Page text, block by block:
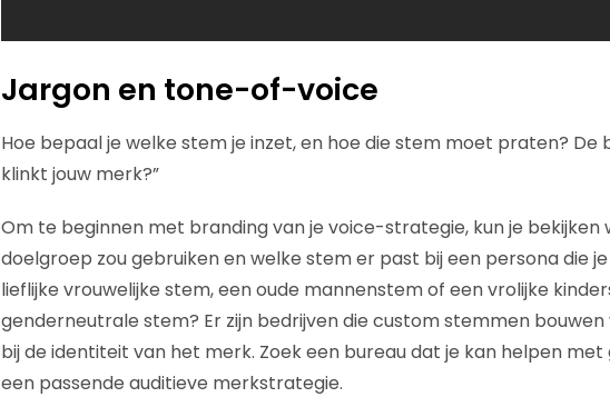
Jargon en tone-of-voice
Hoe bepaal je welke stem je inzet, en hoe die stem moet praten? De
klinkt jouw merk?”
Om te beginnen met branding van je voice-strategie, kun je bekijken
doelgroep zou gebruiken en welke stem er past bij een persona die
lieflijke vrouwelijke stem, een oude mannenstem of een vrolijke
genderneutrale stem? Er zijn bedrijven die custom stemmen
bij de identiteit van het merk. Zoek een bureau dat je kan helpen
een passende auditieve merkstrategie.